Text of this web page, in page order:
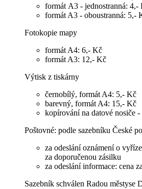
formát A3 - jednostranná: 4,-
formát A3 - oboustranná: 5,-
Fotokopie mapy
formát A4: 6,- Kč
formát A3: 12,- Kč
Výtisk z tiskárny
černobílý, formát A4: 5,- Kč
barevný, formát A4: 15,- Kč
kopírování na datové nosiče
Poštovné: podle sazebníku České
za odeslání oznámení o
za doporučenou zásilku
za odeslání informace: cena
Sazebník schválen Radou městyse